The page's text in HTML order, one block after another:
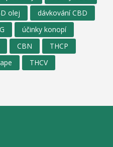
olej
dávkování CBD
účinky konopí
CBN
THCP
THCV